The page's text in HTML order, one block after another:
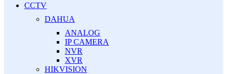
CCTV
DAHUA
ANALOG
IP CAMERA
NVR
XVR
HIKVISION